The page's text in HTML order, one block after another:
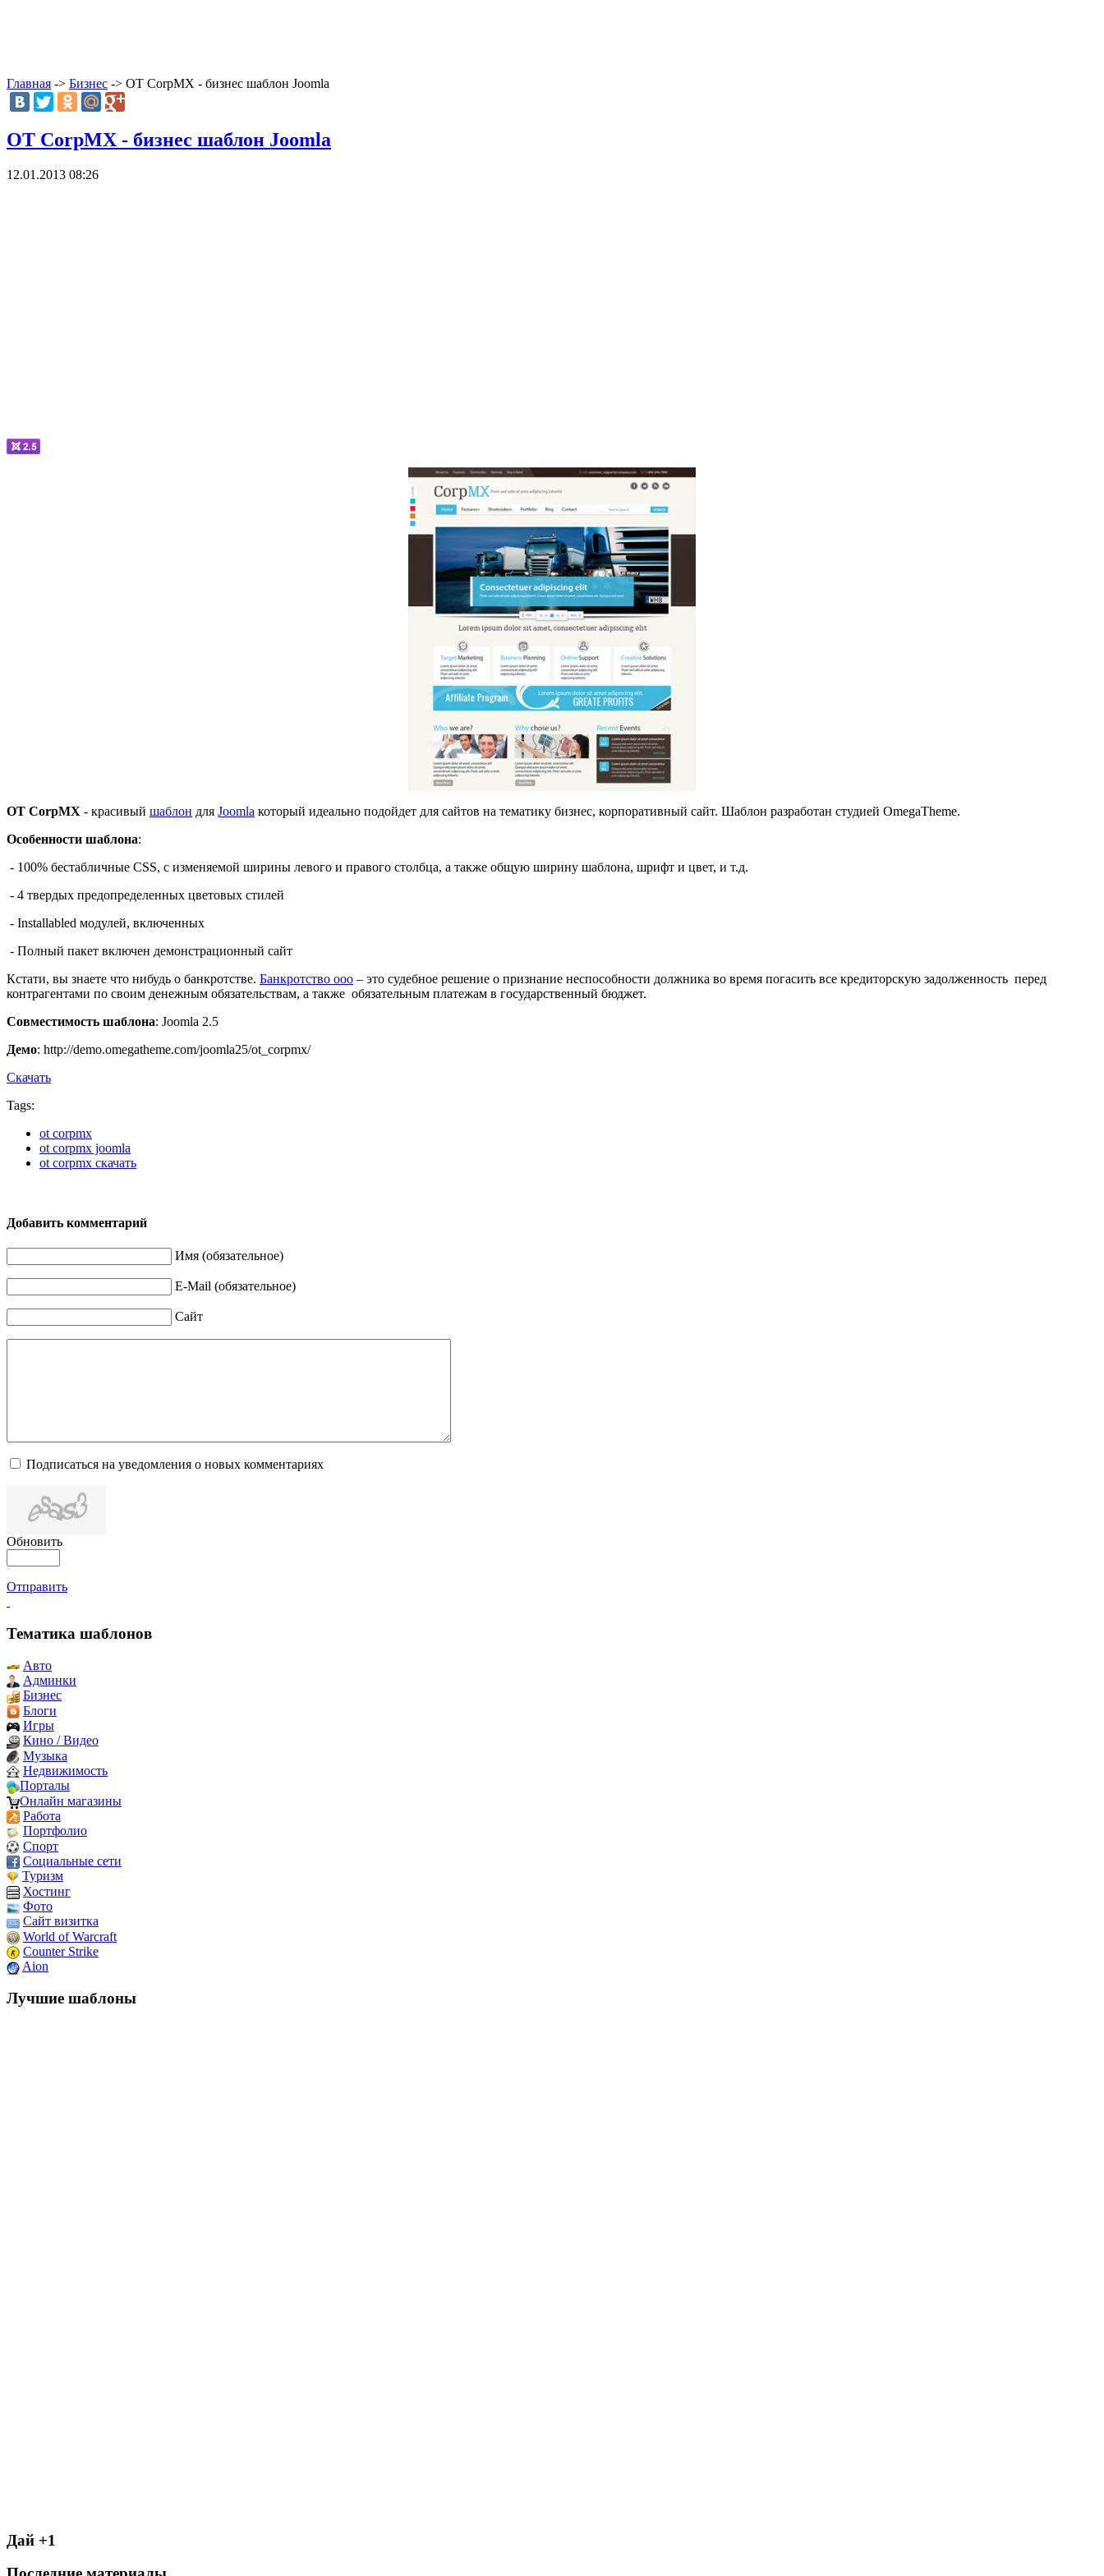
Главная -> Бизнес -> OT CorpMX - бизнес шаблон Joomla
OT CorpMX - бизнес шаблон Joomla
12.01.2013 08:26
OT CorpMX - красивый шаблон для Joomla который идеально подойдет для сайтов на тематику бизнес, корпоративный сайт. Шаблон разработан студией OmegaTheme.
Особенности шаблона:
- 100% бестабличные CSS, с изменяемой ширины левого и правого столбца, а также общую ширину шаблона, шрифт и цвет, и т.д.
- 4 твердых предопределенных цветовых стилей
- Installabled модулей, включенных
- Полный пакет включен демонстрационный сайт
Кстати, вы знаете что нибудь о банкротстве. Банкротство ооо – это судебное решение о признание неспособности должника во время погасить все кредиторскую задолженность перед
контрагентами по своим денежным обязательствам, а также обязательным платежам в государственный бюджет.
Совместимость шаблона: Joomla 2.5
Демо: http://demo.omegatheme.com/joomla25/ot_corpmx/
Скачать
Tags:
ot corpmx
ot corpmx joomla
ot corpmx скачать
Добавить комментарий
Имя (обязательное)
E-Mail (обязательное)
Сайт
Подписаться на уведомления о новых комментариях
Обновить
Отправить
Тематика шаблонов
Авто
Админки
Бизнес
Блоги
Игры
Кино / Видео
Музыка
Недвижимость
Порталы
Онлайн магазины
Работа
Портфолио
Спорт
Социальные сети
Туризм
Хостинг
Фото
Сайт визитка
World of Warcraft
Counter Strike
Aion
Лучшие шаблоны
Дай +1